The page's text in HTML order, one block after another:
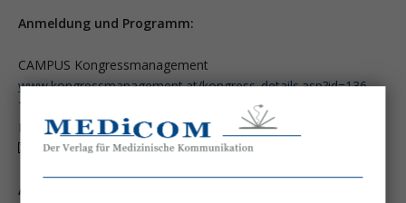
Anmeldung und Programm:
CAMPUS Kongressmanagement
www.kongressmanagement.at/kongress_details.asp?id=136
Tel. +43 / 1 / 409 62 00
E-Mail:
ffc k ngr ssm n g m nt t
Allgemeine Fragen zum Programm: